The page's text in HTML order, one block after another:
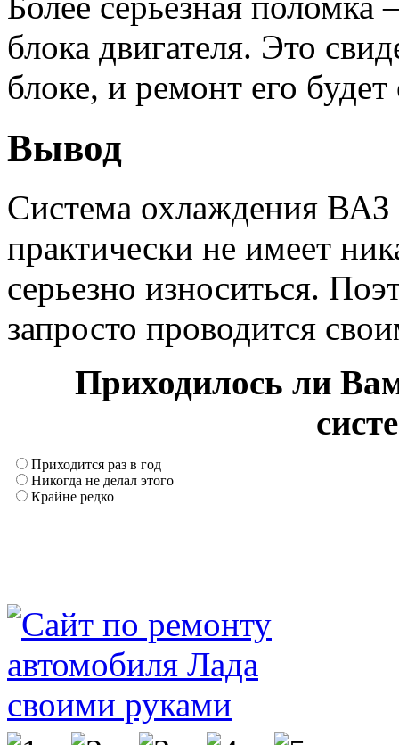
блока двигателя. Это
блоке, и ремонт его
Вывод
Система охлаждения
практически не имеет
серьезно износиться.
запросто проводится
Приходилось ли
Приходится раз в год
Никогда не делал этого
Крайне редко